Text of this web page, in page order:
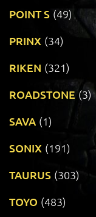
POINT S (49)
PRINX (34)
RIKEN (321)
ROADSTONE (3)
SAVA (1)
SONIX (191)
TAURUS (303)
TOYO (483)